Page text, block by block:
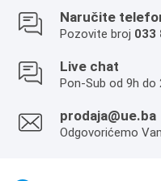
Naručite
Pozovite broj 033
Live chat
Pon-Sub od 9h do
prodaja@ue.ba
Odgovorićemo